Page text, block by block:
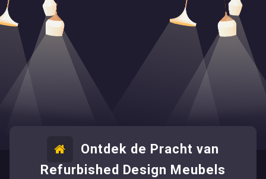
Ontdek de Pracht van
Refurbished Design Meubels